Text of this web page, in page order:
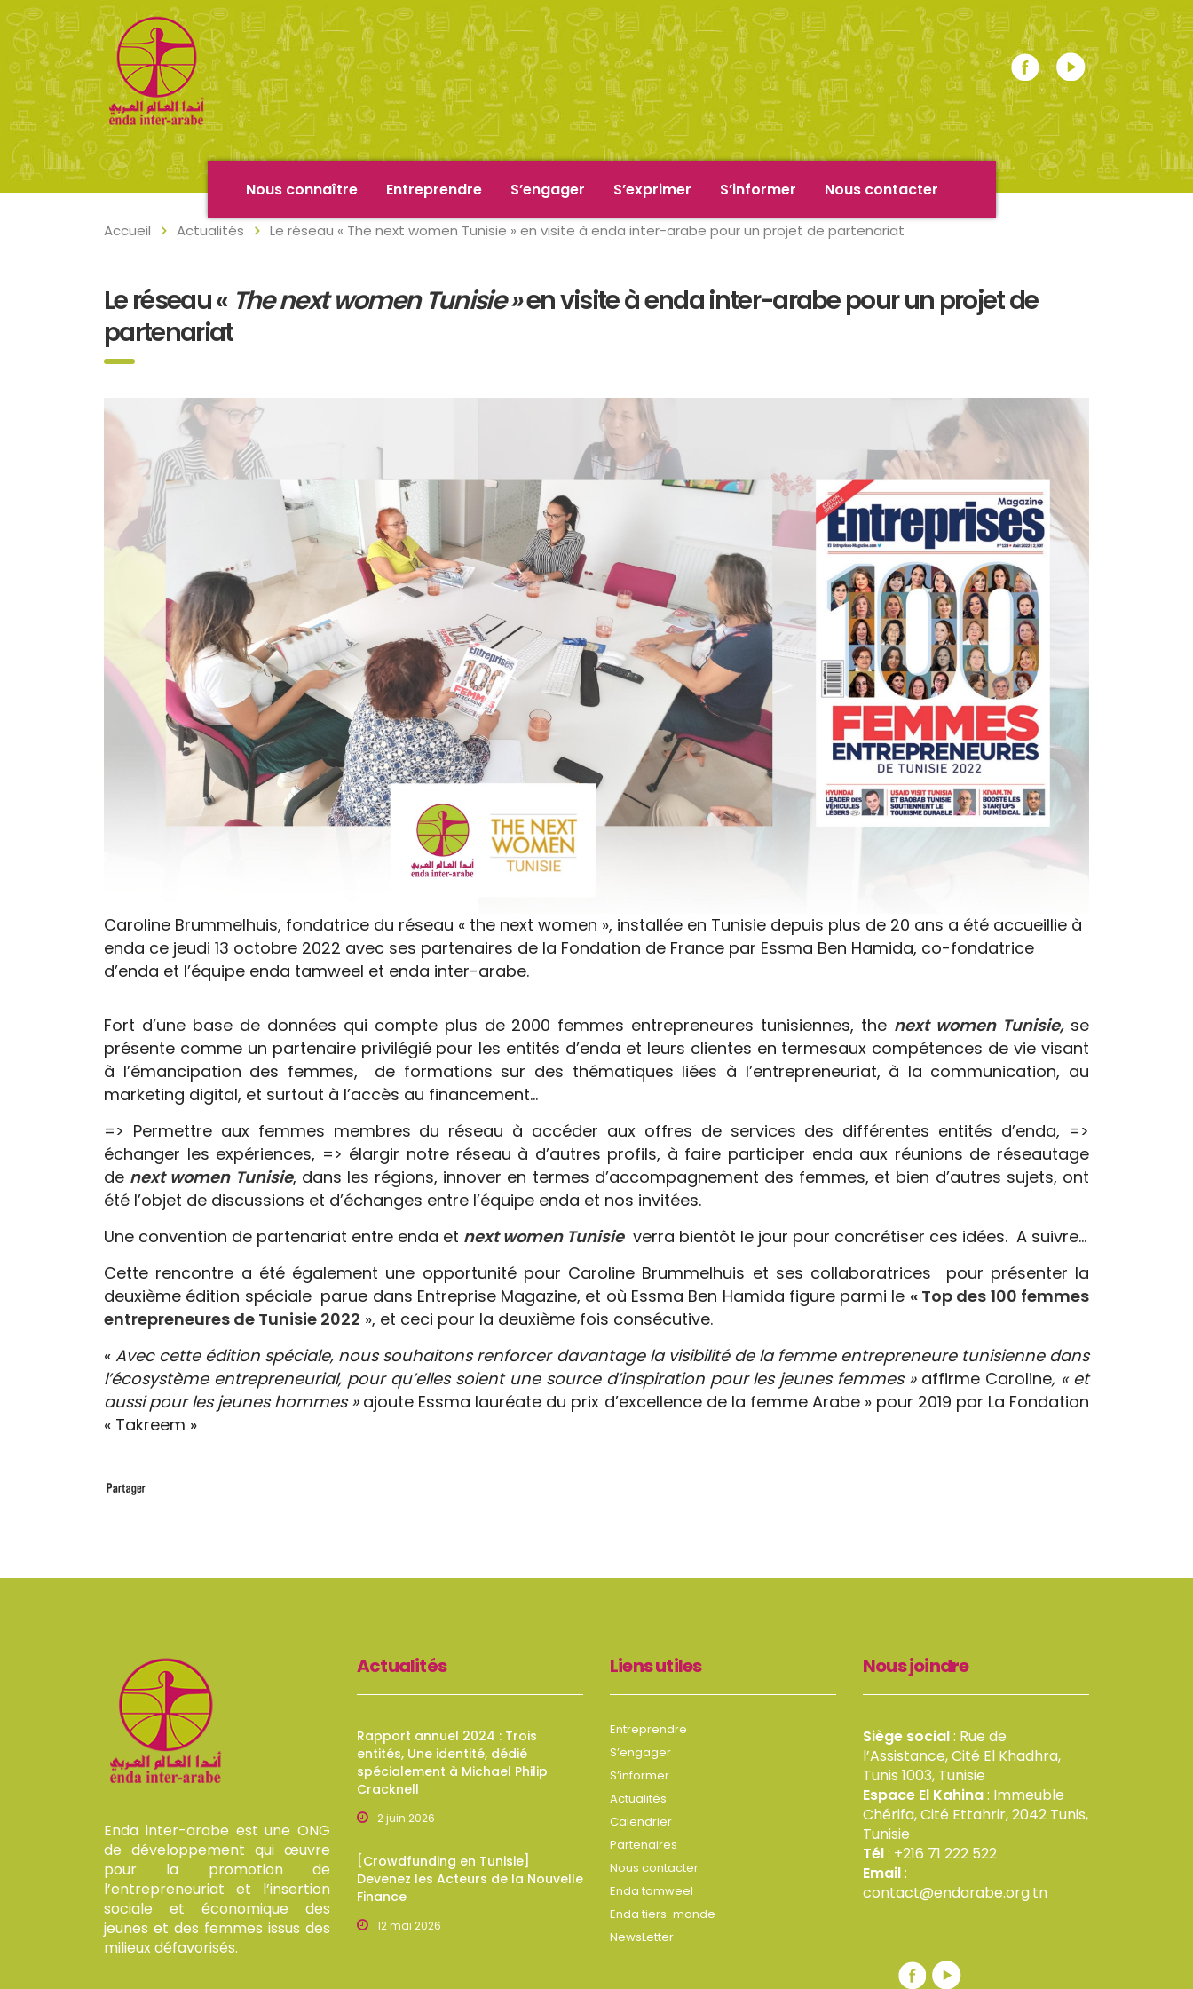
Nous connaître Entreprendre S’engager S’exprimer S’informer Nous contacter
Accueil Actualités Le réseau « The next women Tunisie » en visite à enda inter-arabe pour un projet de partenariat
Le réseau « The next women Tunisie »en visite à enda inter-arabe pour un projet de
partenariat
Caroline Brummelhuis, fondatrice du réseau « the next women », installée en Tunisie depuis plus de 20 ans a été accueillie à
enda ce jeudi 13 octobre 2022 avec ses partenaires de la Fondation de France par Essma Ben Hamida, co-fondatrice
d’enda et l’équipe enda tamweel et enda inter-arabe.
Fort d’une base de données qui compte plus de 2000 femmes entrepreneures tunisiennes, the next women Tunisie, se
présente comme un partenaire privilégié pour les entités d’enda et leurs clientes en termesaux compétences de vie visant
à l’émancipation des femmes, de formations sur des thématiques liées à l’entrepreneuriat, à la communication, au
marketing digital, et surtout à l’accès au financement…
=> Permettre aux femmes membres du réseau à accéder aux offres de services des différentes entités d’enda, =>
échanger les expériences, => élargir notre réseau à d’autres profils, à faire participer enda aux réunions de réseautage
de next women Tunisie, dans les régions, innover en termes d’accompagnement des femmes, et bien d’autres sujets, ont
été l’objet de discussions et d’échanges entre l’équipe enda et nos invitées.
Une convention de partenariat entre enda et next women Tunisieverra bientôt le jour pour concrétiser ces idées. A suivre…
Cette rencontre a été également une opportunité pour Caroline Brummelhuis et ses collaboratrices pour présenter la
deuxième édition spéciale parue dans Entreprise Magazine, et où Essma Ben Hamida figure parmi le « Top des 100 femmes
entrepreneures de Tunisie 2022 », et ceci pour la deuxième fois consécutive.
«Avec cette édition spéciale, nous souhaitons renforcer davantage la visibilité de la femme entrepreneure tunisienne dans
l’écosystème entrepreneurial, pour qu’elles soient une source d’inspiration pour les jeunes femmes » affirme Caroline, « et
aussi pour les jeunes hommes » ajoute Essma lauréate du prix d’excellence de la femme Arabe » pour 2019 par La Fondation
« Takreem »
Enda inter-arabe est une ONG
de développement qui œuvre
pour la promotion de
l’entrepreneuriat et l’insertion
sociale et économique des
jeunes et des femmes issus des
milieux défavorisés.
Actualités
Rapport annuel 2024 : Trois
entités, Une identité, dédié
spécialement à Michael Philip
Cracknell
2 juin 2026
[Crowdfunding en Tunisie]
Devenez les Acteurs de la Nouvelle
Finance
12 mai 2026
Liens utiles
Entreprendre
S’engager
S’informer
Actualités
Calendrier
Partenaires
Nous contacter
Enda tamweel
Enda tiers-monde
NewsLetter
Nous joindre
Siège social: Rue de
l’Assistance, Cité El Khadhra,
Tunis 1003, Tunisie
Espace El Kahina: Immeuble
Chérifa, Cité Ettahrir, 2042 Tunis,
Tunisie
Tél: +216 71 222 522
Email:
contact@endarabe.org.tn